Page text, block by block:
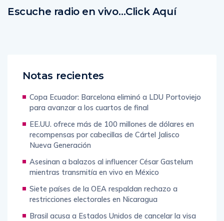
Escuche radio en vivo…Click Aquí
Notas recientes
Copa Ecuador: Barcelona eliminó a LDU Portoviejo
para avanzar a los cuartos de final
EE.UU. ofrece más de 100 millones de dólares en
recompensas por cabecillas de Cártel Jalisco
Nueva Generación
Asesinan a balazos al influencer César Gastelum
mientras transmitía en vivo en México
Siete países de la OEA respaldan rechazo a
restricciones electorales en Nicaragua
Brasil acusa a Estados Unidos de cancelar la visa